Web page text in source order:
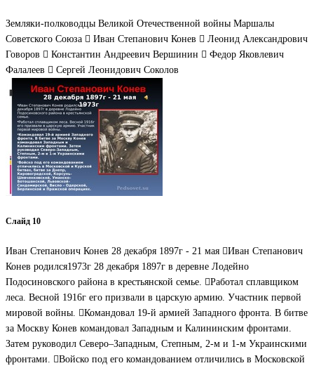
Земляки-полководцы Великой Отечественной войны Маршалы
Советского Союза  Иван Степанович Конев  Леонид Александрович
Говоров  Константин Андреевич Вершинин  Федор Яковлевич
Фалалеев  Сергей Леонидович Соколов
Слайд 10
Иван Степанович Конев 28 декабря 1897г - 21 мая Иван Степанович
Конев родился1973г 28 декабря 1897г в деревне Лодейно
Подосиновского района в крестьянской семье. Работал сплавщиком
леса. Весной 1916г его призвали в царскую армию. Участник первой
мировой войны. Командовал 19-й армией Западного фронта. В битве
за Москву Конев командовал Западным и Калининским фронтами.
Затем руководил Северо–Западным, Степным, 2-м и 1-м Украинскими
фронтами. Войско под его командованием отличились в Московской